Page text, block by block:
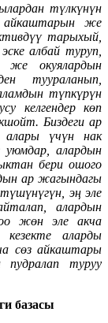
түлкүнүн
айкаштарын же
тарыхый,
албай туруп,
же окуялардын
туураланып,
түпкүрүн
келгендер көп
Биздеги ар
алары үчүн нак
алардын
бери ошого
ар жагындагы
эң эле
алардын
жөн эле акча
аларды
сөз айкаштары
туруу
базасы